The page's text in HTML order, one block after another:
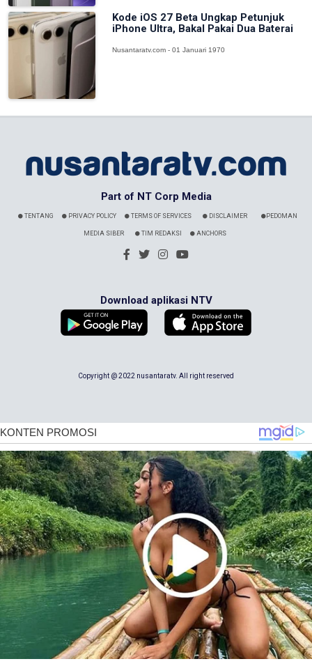
Kode iOS 27 Beta Ungkap Petunjuk
iPhone Ultra, Bakal Pakai Dua Baterai
Nusantaratv.com - 01 Januari 1970
Part of NT Corp Media
TENTANG PRIVACY POLICY TERMS OF SERVICES DISCLAIMER PEDOMAN
MEDIA SIBER TIM REDAKSI ANCHORS
Download aplikasi NTV
Copyright @ 2022 nusantaratv. All right reserved